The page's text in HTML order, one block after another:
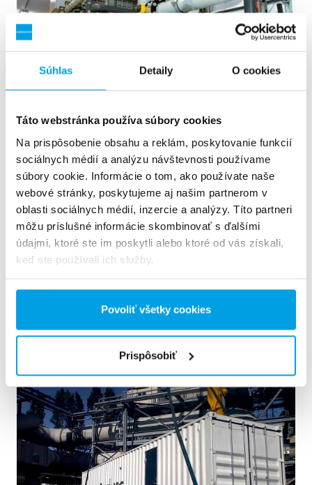
Súhlas Detaily O cookies
Táto webstránka používa súbory cookies
Na prispôsobenie obsahu a reklám, poskytovanie funkcií
sociálnych médií a analýzu návštevnosti používame
súbory cookie. Informácie o tom, ako používate naše
webové stránky, poskytujeme aj našim partnerom v
oblasti sociálnych médií, inzercie a analýzy. Títo partneri
môžu príslušné informácie skombinovať s ďalšími
údajmi, ktoré ste im poskytli alebo ktoré od vás získali,
keď ste používali ich služby.
Povoliť všetky cookies
Prispôsobiť
2 x 60 m³/h ultra čistej vody pre elektráreň - úpravňa v
kontajneroch rozme...
kontajneroch rozmerov 6 x 40’ 1 / 5Click left or right arrows
to see more photos. LISTGRID VIEWSAVE PDF Reference
ID: 022200 Priemysel: Teplárne a elektrárne Aplikácia:
Kotlová voda Tento zákazník potreboval rozšíriť jestvujúcu
úpravňu vody, a...
Teplárne a elektrárne
Pozri referenciu